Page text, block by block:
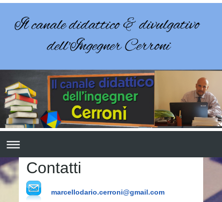
Contatti
marcellodario.cerroni@gmail.com